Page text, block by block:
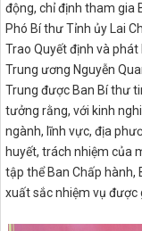
động, chỉ định tham gia
Phó Bí thư Tỉnh ủy Lai
Trao Quyết định và
Trung ương Nguyễn
Trung được Ban Bí thư
tưởng rằng, với kinh
ngành, lĩnh vực, địa
huyết, trách nhiệm của
tập thể Ban Chấp hành,
xuất sắc nhiệm vụ được